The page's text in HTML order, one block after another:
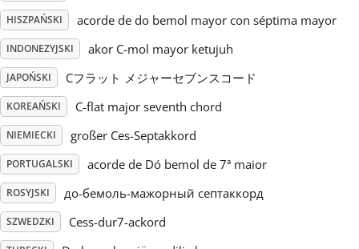
Tiếng Việt
Türkçe
Українська
简体中文
繁體中文
HISZPAŃSKI acorde de do bemol mayor con séptima mayor
INDONEZYJSKI akor C-mol mayor ketujuh
JAPOŃSKI Cフラット メジャーセブンスコード
KOREAŃSKI C-flat major seventh chord
NIEMIECKI großer Ces-Septakkord
PORTUGALSKI acorde de Dó bemol de 7ª maior
ROSYJSKI до-бемоль-мажорный септаккорд
SZWEDZKI Cess-dur7-ackord